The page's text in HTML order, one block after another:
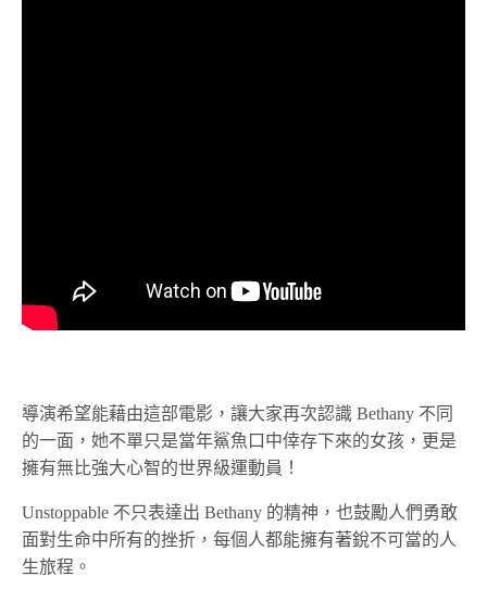
導演希望能藉由這部電影，讓大家再次認識 Bethany 不同
的一面，她不單只是當年鯊魚口中倖存下來的女孩，更是
擁有無比強大心智的世界級運動員！
Unstoppable 不只表達出 Bethany 的精神，也鼓勵人們勇敢
面對生命中所有的挫折，每個人都能擁有著銳不可當的人
生旅程。